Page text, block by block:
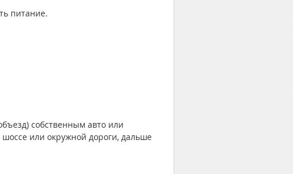
питание.
собственным авто или
или окружной дороги, дальше